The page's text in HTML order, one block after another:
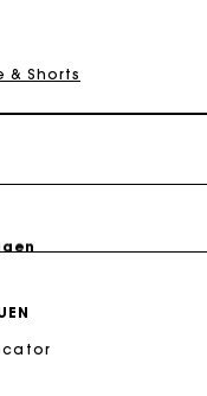
& Shorts
Geschenk zu machen